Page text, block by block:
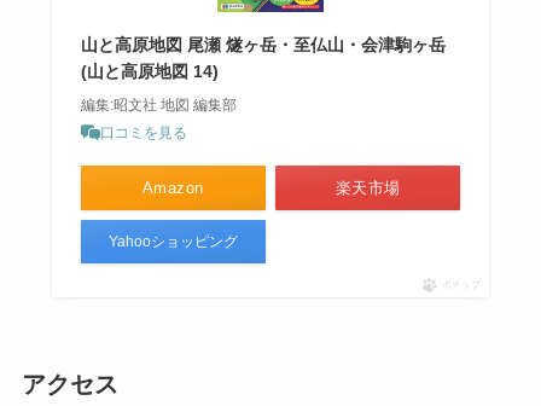
山と高原地図 尾瀬 燧ヶ岳・至仏山・会津駒ヶ岳
(山と高原地図 14)
編集:昭文社 地図 編集部
口コミを見る
Amazon 楽天市場
Yahooショッピング
ポチップ
アクセス